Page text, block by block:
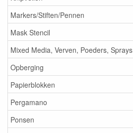
Markers/Stiften/Pennen
Mask Stencil
Mixed Media, Verven, Poeders, Sprays
Opberging
Papierblokken
Pergamano
Ponsen